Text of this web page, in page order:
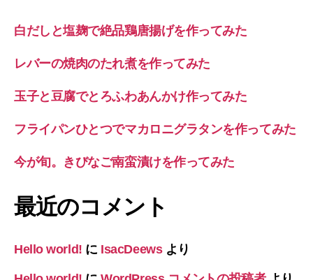
白だしと塩麹で絶品鶏唐揚げを作ってみた
レバーの焼肉のたれ煮を作ってみた
玉子と豆腐でとろふわあんかけ作ってみた
フライパンひとつでマカロニグラタンを作ってみた
今が旬。きびなご南蛮漬けを作ってみた
最近のコメント
Hello world! に IsacDeewsより